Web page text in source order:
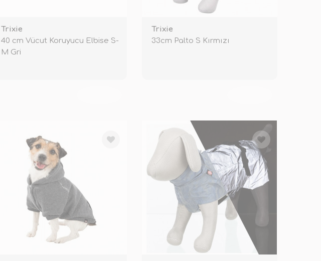
Trixie
40 cm Vücut Koruyucu Elbise S-
M Gri
Trixie
33cm Palto S Kırmızı